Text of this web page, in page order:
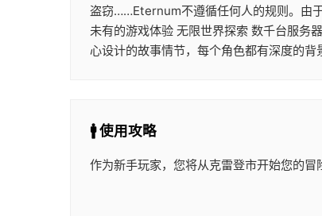
盗窃……Eternum不遵循任何人的规则。由
未有的游戏体验 无限世界探索 数千台服务
心设计的故事情节，每个角色都有深度的背
🚹 使用攻略
作为新手玩家，您将从克雷登市开始您的